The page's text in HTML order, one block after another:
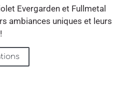
Evergarden et Fullmetal
ambiances uniques et leurs